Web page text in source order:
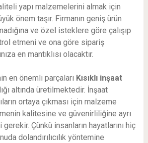
yapı malzemelerini almak için
önem taşır. Firmanın geniş ürün
ve özel isteklere göre çalışıp
etmeni ve ona göre sipariş
en mantıklısı olacaktır.
en önemli parçaları Kısıklı inşaat
altında üretilmektedir. İnşaat
ortaya çıkması için malzeme
kalitesine ve güvenirliliğine ayrı
Çünkü insanların hayatlarını hiç
dolandırılıcılık yöntemine